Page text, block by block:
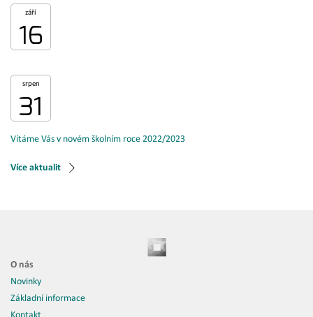
září
16
srpen
31
Vítáme Vás v novém školním roce 2022/2023
Více aktualit
O nás
Novinky
Základní informace